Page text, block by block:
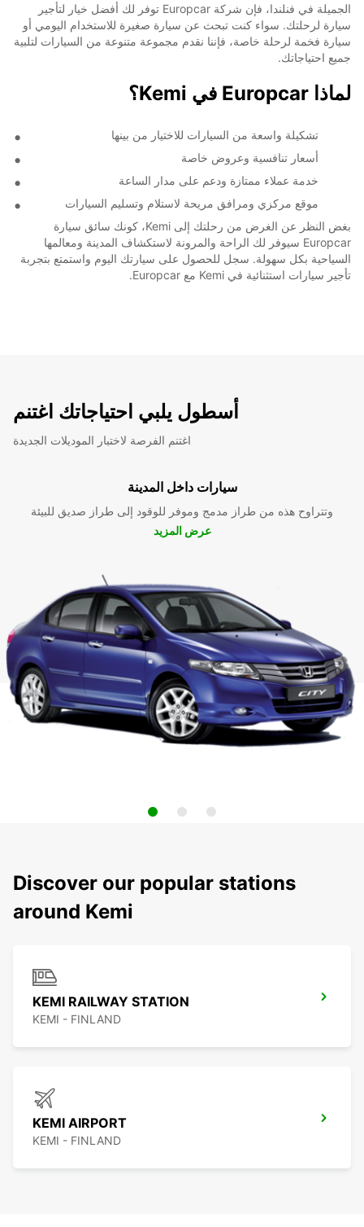
الجميلة في فنلندا، فإن شركة Europcar توفر لك أفضل خيار لتأجير
سيارة لرحلتك. سواء كنت تبحث عن سيارة صغيرة للاستخدام اليومي أو
سيارة فخمة لرحلة خاصة، فإننا نقدم مجموعة متنوعة من السيارات لتلبية
جميع احتياجاتك.
لماذا Europcar في Kemi؟
تشكيلة واسعة من السيارات للاختيار من بينها
أسعار تنافسية وعروض خاصة
خدمة عملاء ممتازة ودعم على مدار الساعة
موقع مركزي ومرافق مريحة لاستلام وتسليم السيارات
بغض النظر عن الغرض من رحلتك إلى Kemi، كونك سائق سيارة
Europcar سيوفر لك الراحة والمرونة لاستكشاف المدينة ومعالمها
السياحية بكل سهولة. سجل للحصول على سيارتك اليوم واستمتع بتجربة
تأجير سيارات استثنائية في Kemi مع Europcar.
أسطول يلبي احتياجاتك اغتنم
اغتنم الفرصة لاختبار الموديلات الجديدة
سيارات داخل المدينة
وتتراوح هذه من طراز مدمج وموفر للوقود إلى طراز صديق للبيئة
عرض المزيد
Discover our popular stations
around Kemi
KEMI RAILWAY STATION
KEMI - FINLAND
KEMI AIRPORT
KEMI - FINLAND